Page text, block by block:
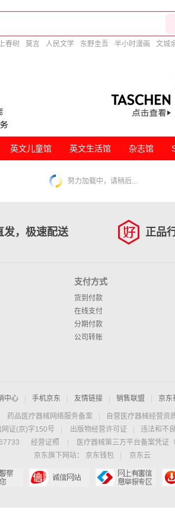
春树 莫言 人民文学 东野圭吾 半小时漫画 文城
英文儿童馆 英文生活馆 杂志馆
努力加载中，请稍后...
发，极速配送 正品
支付方式
货到付款
在线支付
分期付款
公司转账
中心 手机京东 友情链接 销售联盟 京东
药品医疗器械网络服务备案 自营医疗器械经营资
证(京)字150号
出版物经营许可证
违法和不
经营证照 医疗器械第三方平台备案凭证
京东旗下网站：
京东钱包 京东云